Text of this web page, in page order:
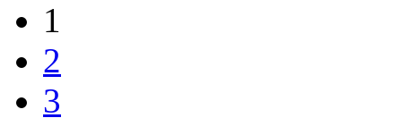
1
2
3